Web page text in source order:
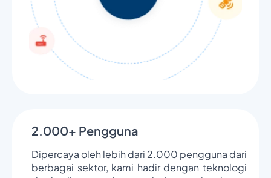
2.000+ Pengguna
Dipercaya oleh lebih dari 2.000 pengguna dari
berbagai sektor, kami hadir dengan teknologi